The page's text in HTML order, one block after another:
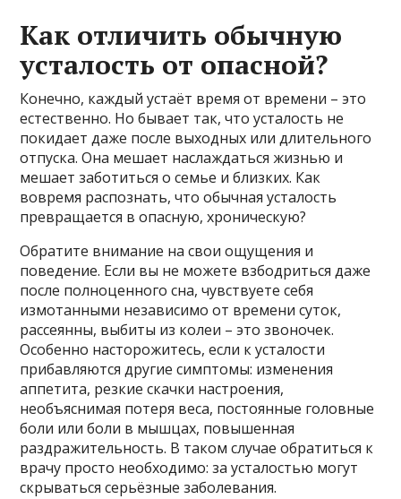
Как отличить обычную
усталость от опасной?
Конечно, каждый устаёт время от времени – это
естественно. Но бывает так, что усталость не
покидает даже после выходных или длительного
отпуска. Она мешает наслаждаться жизнью и
мешает заботиться о семье и близких. Как
вовремя распознать, что обычная усталость
превращается в опасную, хроническую?
Обратите внимание на свои ощущения и
поведение. Если вы не можете взбодриться даже
после полноценного сна, чувствуете себя
измотанными независимо от времени суток,
рассеянны, выбиты из колеи – это звоночек.
Особенно насторожитесь, если к усталости
прибавляются другие симптомы: изменения
аппетита, резкие скачки настроения,
необъяснимая потеря веса, постоянные головные
боли или боли в мышцах, повышенная
раздражительность. В таком случае обратиться к
врачу просто необходимо: за усталостью могут
скрываться серьёзные заболевания.